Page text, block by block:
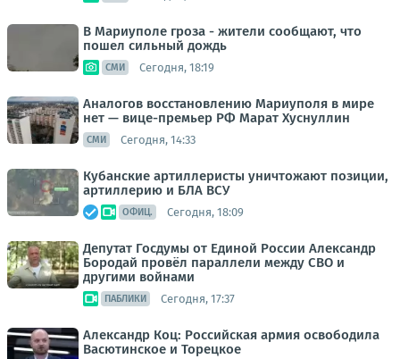
В Мариуполе гроза - жители сообщают, что
пошел сильный дождь
СМИ Сегодня, 18:19
Аналогов восстановлению Мариуполя в мире
нет — вице-премьер РФ Марат Хуснуллин
СМИ Сегодня, 14:33
Кубанские артиллеристы уничтожают позиции,
артиллерию и БЛА ВСУ
ОФИЦ. Сегодня, 18:09
Депутат Госдумы от Единой России Александр
Бородай провёл параллели между СВО и
другими войнами
ПАБЛИКИ Сегодня, 17:37
Александр Коц: Российская армия освободила
Васютинское и Торецкое